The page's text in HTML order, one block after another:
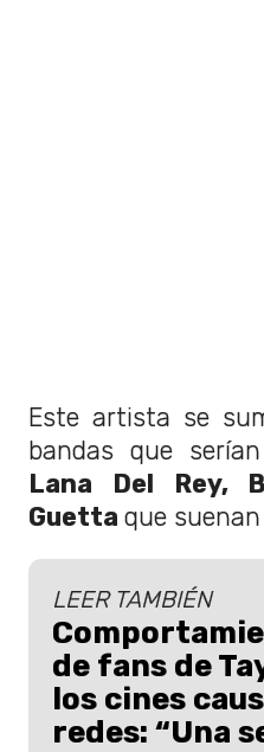
Este artista se
bandas que
Lana Del Rey,
Guetta que
LEER TAMBIÉN
de fans de
los cines
redes: “Una